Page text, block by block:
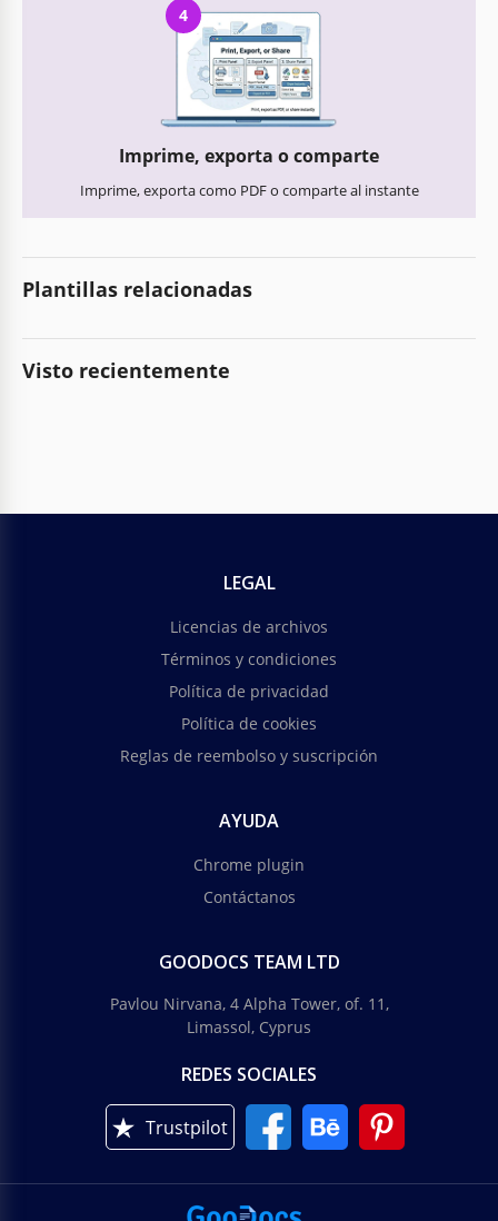
4
Imprime, exporta o comparte
Imprime, exporta como PDF o comparte al instante
Plantillas relacionadas
Visto recientemente
LEGAL
Licencias de archivos
Términos y condiciones
Política de privacidad
Política de cookies
Reglas de reembolso y suscripción
AYUDA
Chrome plugin
Contáctanos
GOODOCS TEAM LTD
Pavlou Nirvana, 4 Alpha Tower, of. 11,
Limassol, Cyprus
REDES SOCIALES
Trustpilot